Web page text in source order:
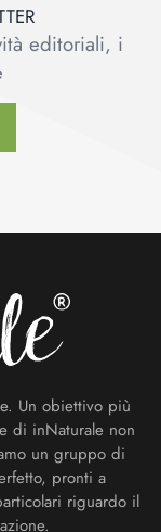
editoriali, i
Un obiettivo più
di inNaturale non
un gruppo di
pronti a
riguardo il